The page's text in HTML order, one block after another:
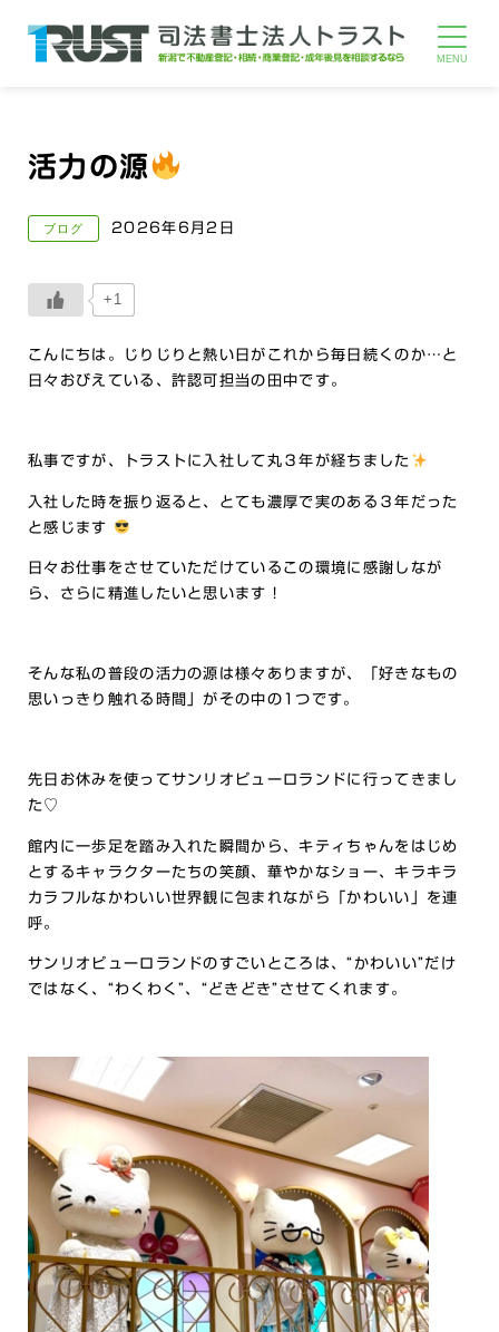
活力の源
ブログ 2026年6月2日
+1
こんにちは。じりじりと熱い日がこれから毎日続くのか…と
日々おびえている、許認可担当の田中です。
私事ですが、トラストに入社して丸３年が経ちました
入社した時を振り返ると、とても濃厚で実のある３年だった
と感じます
日々お仕事をさせていただけているこの環境に感謝しなが
ら、さらに精進したいと思います！
そんな私の普段の活力の源は様々ありますが、「好きなもの
思いっきり触れる時間」がその中の1つです。
先日お休みを使ってサンリオピューロランドに行ってきまし
た♡
館内に一歩足を踏み入れた瞬間から、キティちゃんをはじめ
とするキャラクターたちの笑顔、華やかなショー、キラキラ
カラフルなかわいい世界観に包まれながら「かわいい」を連
呼。
サンリオピューロランドのすごいところは、“かわいい”だけ
ではなく、“わくわく”、“どきどき”させてくれます。